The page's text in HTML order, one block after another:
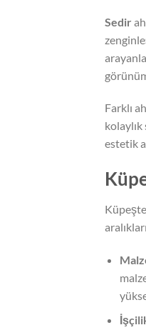
Sedir
Farklı
kolaylık
estetik